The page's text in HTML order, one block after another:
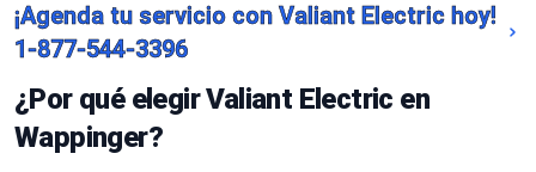
¡Agenda tu servicio con Valiant Electric hoy!
1-877-544-3396
¿Por qué elegir Valiant Electric en
Wappinger?